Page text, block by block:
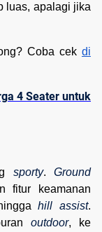
luas, apalagi jika
Coba cek di
4 Seater untuk
sporty.Ground
fitur keamanan
hill assist.
outdoor, ke